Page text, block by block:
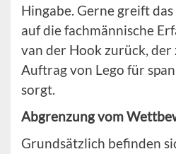
Hingabe. Gerne greift das
auf die fachmännische
van der Hook zurück, der
Auftrag von Lego für
sorgt.
Abgrenzung vom
Grundsätzlich befinden